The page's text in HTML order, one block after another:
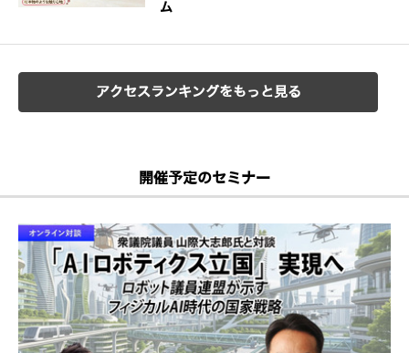
ム
アクセスランキングをもっと見る
開催予定のセミナー